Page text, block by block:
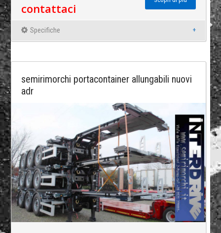
contattaci
Specifiche
semirimorchi portacontainer allungabili nuovi
adr